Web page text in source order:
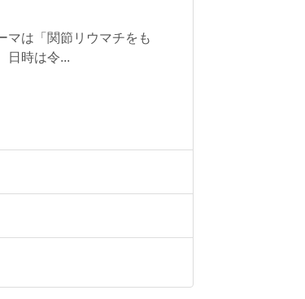
マは「関節リウマチをも
日時は令...